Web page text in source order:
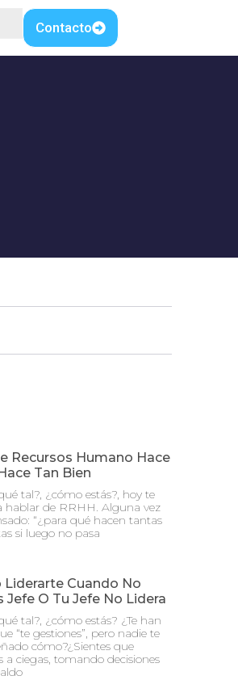
Contacto
Recursos Humano Hace
Tan Bien
tal?, ¿cómo estás?, hoy te
hablar de RRHH. Alguna vez
“¿para qué hacen tantas
si luego no pasa
Liderarte Cuando No
Jefe O Tu Jefe No Lidera
tal?, ¿cómo estás? ¿Te han
“te gestiones”, pero nadie te
cómo?¿Sientes que
a ciegas, tomando decisiones